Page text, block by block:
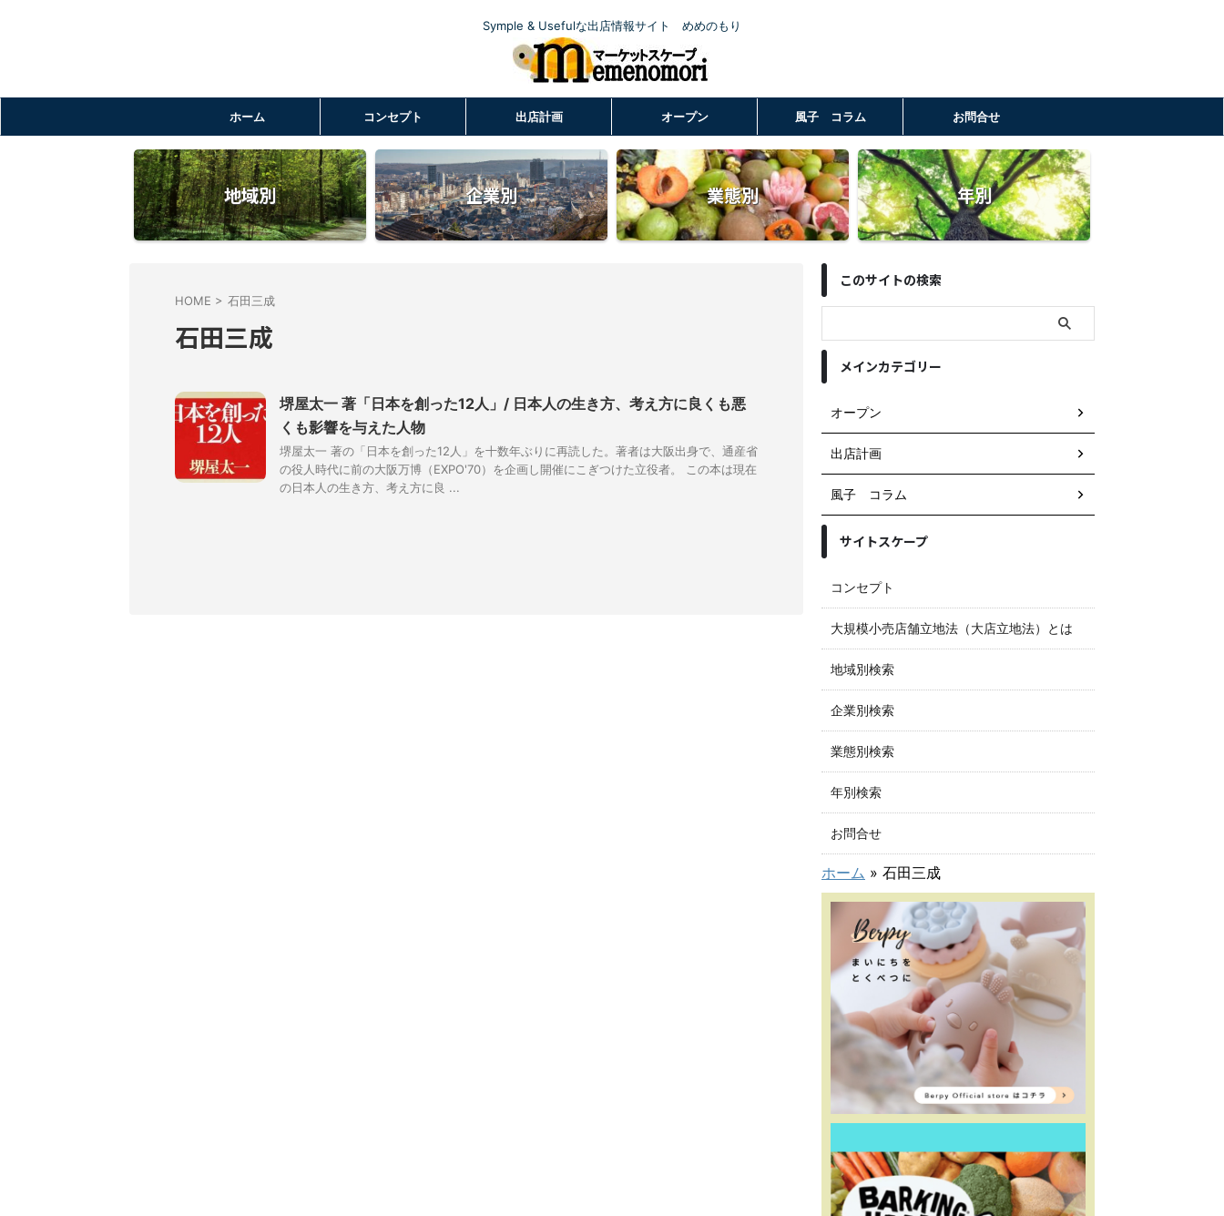
Symple & Usefulな出店情報サイト めめのもり
ホーム コンセプト 出店計画 オープン 風子 コラム お問合せ
地域別 企業別 業態別 年別
HOME > 石田三成
石田三成
堺屋太一 著「日本を創った12人」/ 日本人の生き方、考え方に良くも悪
くも影響を与えた人物
堺屋太一 著の「日本を創った12人」を十数年ぶりに再読した。著者は大阪出身で、通産省
の役人時代に前の大阪万博（EXPO'70）を企画し開催にこぎつけた立役者。 この本は現在
の日本人の生き方、考え方に良 ...
このサイトの検索
メインカテゴリー
オープン
出店計画
風子 コラム
サイトスケープ
コンセプト
大規模小売店舗立地法（大店立地法）とは
地域別検索
企業別検索
業態別検索
年別検索
お問合せ
ホーム » 石田三成